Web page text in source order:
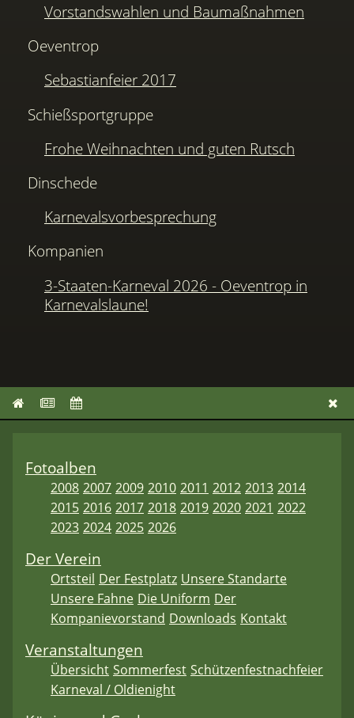
Vorstandswahlen und Baumaßnahmen
Oeventrop
Sebastianfeier 2017
Schießsportgruppe
Frohe Weihnachten und guten Rutsch
Dinschede
Karnevalsvorbesprechung
Kompanien
3-Staaten-Karneval 2026 - Oeventrop in
Karnevalslaune!
Fotoalben
2008 2007 2009 2010 2011 2012 2013 2014
2015 2016 2017 2018 2019 2020 2021 2022
2023 2024 2025 2026
Der Verein
Ortsteil Der Festplatz Unsere Standarte
Unsere Fahne Die Uniform Der
Kompanievorstand Downloads Kontakt
Veranstaltungen
Übersicht Sommerfest Schützenfestnachfeier
Karneval / Oldienight